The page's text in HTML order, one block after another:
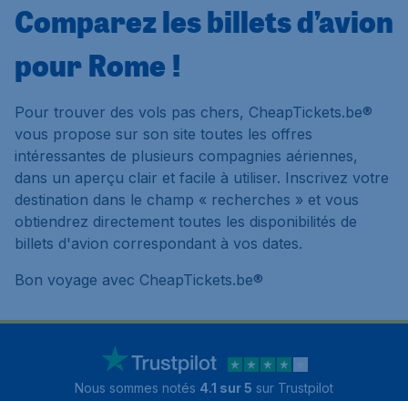
Comparez les billets d’avion
pour Rome !
Pour trouver des vols pas chers, CheapTickets.be®
vous propose sur son site toutes les offres
intéressantes de plusieurs compagnies aériennes,
dans un aperçu clair et facile à utiliser. Inscrivez votre
destination dans le champ « recherches » et vous
obtiendrez directement toutes les disponibilités de
billets d'avion correspondant à vos dates.
Bon voyage avec CheapTickets.be®
Nous sommes notés 4.1 sur 5 sur Trustpilot